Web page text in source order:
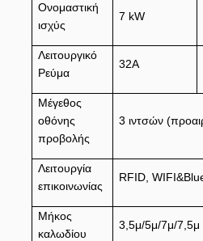
Ονομαστική
ισχύς
7 kW
Λειτουργικό
Ρεύμα
32Α
Μέγεθος
οθόνης
προβολής
3 ιντσών
Λειτουργία
επικοινωνίας
RFID,
Μήκος
καλωδίου
3,5μ/5μ/7μ/7,5μ